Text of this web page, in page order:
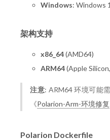
Windows: Windows
架构支持
x86_64(AMD64)
ARM64(Apple
注意: ARM64 环境可能
《Polarion-Arm-环境修复
Polarion Dockerfile